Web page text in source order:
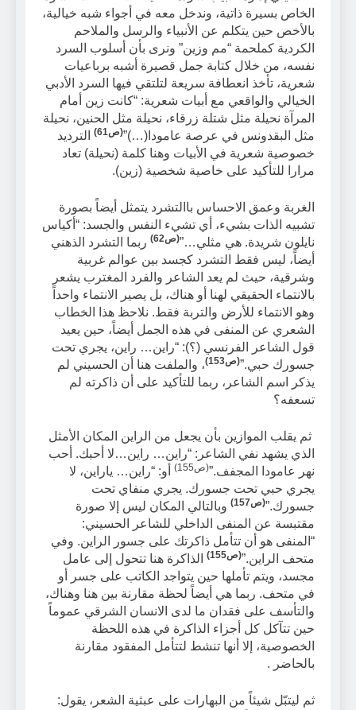
الخاص بسيرة ذاتية، وندخل معه في أجواء شبه خيالية،
بالأخص حين يتكلم عن الأنبياء والرسل والملاحم
الكردية كملحمة “مم وزين” ونرى بأن أسلوب السرد
نفسه، من خلال كتابة جمل قصيرة أشبه برباعيات
شعرية، تأخذ انعطافة سريعة لتلتقي فيها السرد الأدبي
الخيالي والواقعي مع أبيات شعرية: “كانت زين أمام
المرآة نحيلة مثل شتلة زرقاء، نحيلة مثل الحنين، نحيلة
مثل البقدونس في عرصة عامودا(…)”(ص61)
الترديد
خصوصية شعرية في الأبيات وهنا كلمة (نحيلة) تعاد
مرارا للتأكيد على خاصية شخصية (زين).
الغربة وعمق الاحساس باالتشرد يتمثل أيضاً بصورة
تشبيه الذات بشيء، أي تشيء النفس والجسد: “أكياس
نايلون شريدة. هي مثلي…”(ص62)
ربما التشرد الذهني
أيضاً، ليس فقط التشرد كجسد بين عوالم غربية
وشرقية، حيث لم يعد الشاعر والفرد المغترب يشعر
بالانتماء الحقيقي لهنا أو هناك، بل يصير الانتماء واحداً
وهو الانتماء للأرض والتربة فقط. نلاحظ هذا الخطاب
الشعري عن المنفى في هذه الجمل أيضاً، حين يعيد
قول الشاعر الفرنسي (؟): “راين… راين، يجري تحت
جسورك حبي.”(ص153)
، والملفت هنا أن الحسيني لم
يذكر اسم الشاعر، ربما للتأكيد على أن ذاكرته لم
تسعفه؟
ثم يقلب الموازين بأن يجعل من الراين المكان الأمثل
الذي يشهد نفي الشاعر: “راين… راين…لا أحبك. أحب
نهر عامودا المجفف.”(ص155)
أو: “راين… ياراين، لا
يجري حبي تحت جسورك. يجري منفاي تحت
جسورك.”(ص157)
وبالتالي المكان ليس إلا صورة
مقتبسة عن المنفى الداخلي للشاعر الحسيني:
“المنفى هو أن تتأمل ذاكرتك على جسور الراين. وفي
متحف الراين.”(ص155)
الذاكرة هنا تتحول إلى عامل
مجسد، ويتم تأملها حين يتواجد الكاتب على جسر أو
في متحف. ربما هي أيضاً لحظة مقارنة بين هنا وهناك،
والتأسف على فقدان ما لدى الانسان الشرقي عموماً
حين تتآكل كل أجزاء الذاكرة في هذه اللحظة
الخصوصية، إلا أنها تنشط لتتأمل المفقود مقارنة
بالحاضر .
ثم ليتبّل شيئاً من البهارات على عبثية الشعر، يقول: